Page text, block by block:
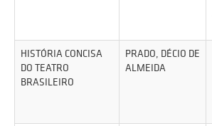
HISTÓRIA CONCISA
DO TEATRO
BRASILEIRO
PRADO, DÉCIO DE
ALMEIDA